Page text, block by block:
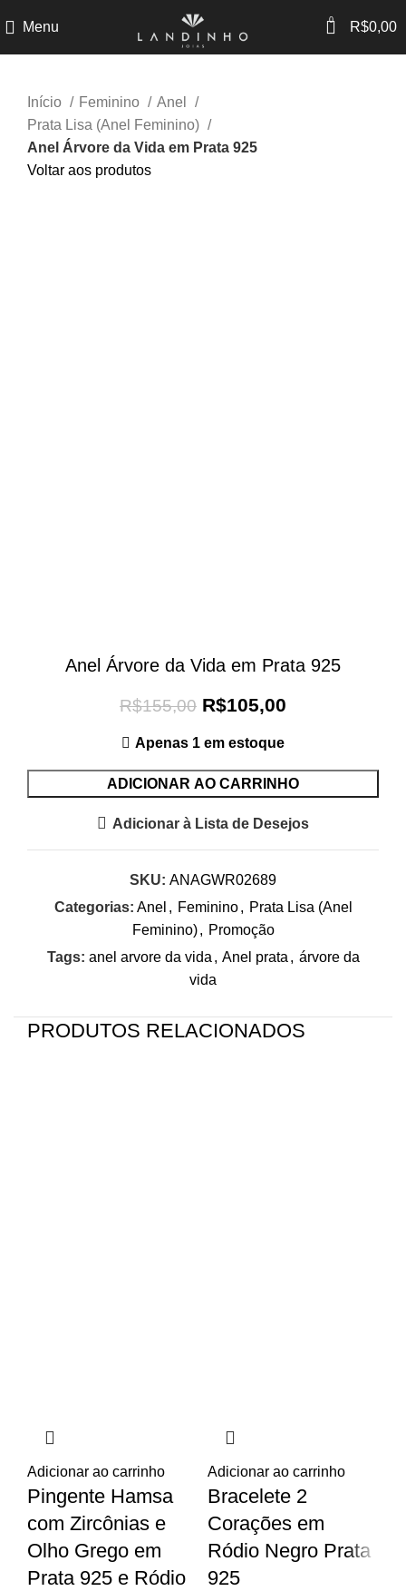
Menu 0 R$0,00
Início Feminino
Anel
Prata Lisa (Anel Feminino)
Anel Árvore da Vida em Prata 925
Voltar aos produtos
Anel Árvore da Vida em Prata 925
R$155,00 R$105,00
Apenas 1 em estoque
ADICIONAR AO CARRINHO
Adicionar à Lista de Desejos
SKU: ANAGWR02689
Categorias: Anel , Feminino , Prata Lisa (Anel
Feminino) , Promoção
Tags: anel arvore da vida , Anel prata , árvore da
vida
PRODUTOS RELACIONADOS
Adicionar ao carrinho
Pingente Hamsa
com Zircônias e
Olho Grego em
Prata 925 e Ródio
Adicionar ao carrinho
Bracelete 2
Corações em
Ródio Negro Prata
925